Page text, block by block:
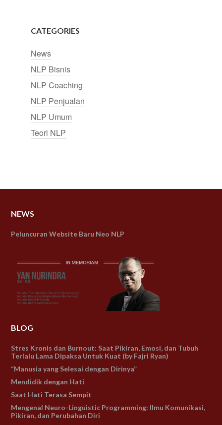
CATEGORIES
News
NLP Bisnis
NLP Coaching
NLP Penjualan
NLP Umum
Teori NLP
NEWS
Peluncuran Website Baru Neo NLP
BLOG
Stres Kronis dan Burnout: Saat Pikiran, Emosi, dan Tubuh
Terlalu Lama Dipaksa Untuk Kuat (by Fajri Ryan)
“Manusia yang Selesai dengan Dirinya”
Mendidik dengan Hati
Saat Hati Terasa Sempit
Mengenal Neuro-Linguistic Programming: Ilmu Komunikasi,
Pikiran, dan Perubahan Diri